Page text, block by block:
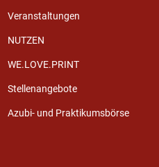
Veranstaltungen
NUTZEN
WE.LOVE.PRINT
Stellenangebote
Azubi- und Praktikumsbörse